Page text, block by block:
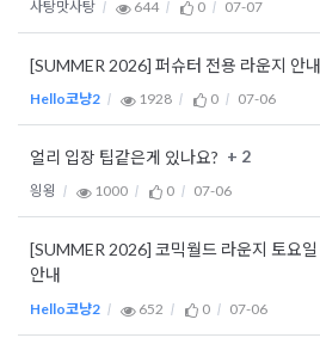
사탕맛사탕 644 0 07-07
[SUMMER 2026] 퍼슈터 전용 라운지 안내
Hello코냥2 1928 0 07-06
얼리 입장 팁같은게 있나요? + 2
읭욍 1000 0 07-06
[SUMMER 2026] 코믹월드 라운지 토요
안내
Hello코냥2 652 0 07-06